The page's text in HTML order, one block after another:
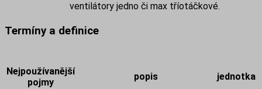
ventilátory jedno či max tříotáčkové.
Termíny a definice
Nejpoužívanější
pojmy
popis jednotka